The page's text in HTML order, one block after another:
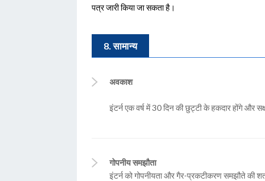
पत्र जारी किया जा सकता है।
8. सामान्य
अवकाश
इंटर्न एक वर्ष में 30 दिन की छुट्टी के हकदार होंगे और
गोपनीय समझौता
इंटर्न को गोपनीयता और गैर-प्रकटीकरण समझौते की